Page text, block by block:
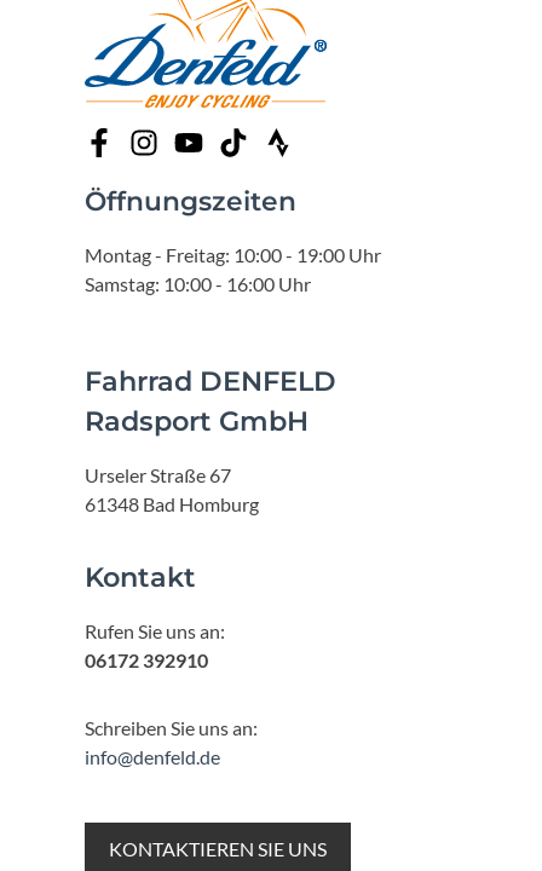
Öffnungszeiten
Montag - Freitag: 10:00 - 19:00 Uhr
Samstag: 10:00 - 16:00 Uhr
Fahrrad DENFELD
Radsport GmbH
Urseler Straße 67
61348 Bad Homburg
Kontakt
Rufen Sie uns an:
06172 392910
Schreiben Sie uns an:
info@denfeld.de
KONTAKTIEREN SIE UNS